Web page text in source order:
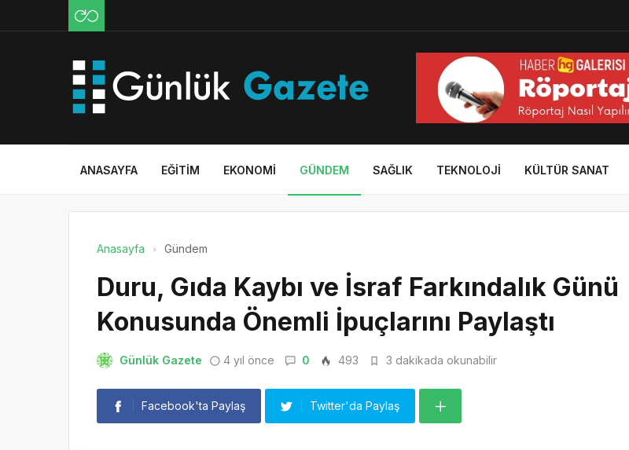
ANASAYFA EĞITIM EKONOMI GÜNDEM SAĞLIK TEKNOLOJI KÜLTÜR SANAT
Anasayfa Gündem
Duru, Gıda Kaybı ve İsraf Farkındalık Günü
Konusunda Önemli İpuçlarını Paylaştı
Günlük Gazete 4 yıl önce 0 493 3 dakikada okunabilir
Facebook'ta Paylaş Twitter'da Paylaş